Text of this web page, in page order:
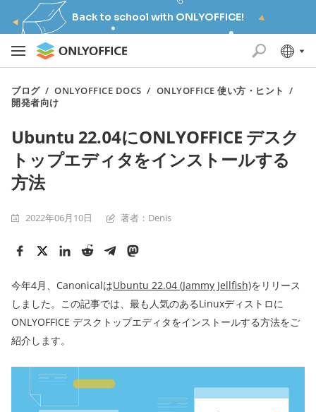
Back to school with ONLYOFFICE!
ブログ/ONLYOFFICE DOCS / ONLYOFFICE 使い方・ヒント /
開発者向け
Ubuntu 22.04にONLYOFFICE デスク
トップエディタをインストールする
方法
2022年06月10日 著者：Denis
今年4月、CanonicalはUbuntu 22.04 (Jammy Jellfish)をリリース
しました。この記事では、最も人気のあるLinuxディストロに
ONLYOFFICE デスクトップエディタをインストールする方法をご
紹介します。